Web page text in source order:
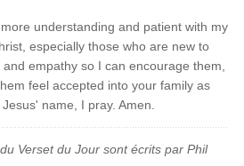
understanding and patient with my
especially those who are new to
empathy so I can encourage them,
feel accepted into your family as
name, I pray. Amen.
Verset du Jour sont écrits par Phil